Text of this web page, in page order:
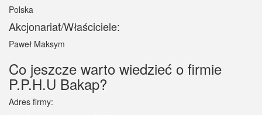
Polska
Akcjonariat/Właściciele:
Paweł Maksym
Co jeszcze warto wiedzieć o firmie
P.P.H.U Bakap?
Adres firmy: